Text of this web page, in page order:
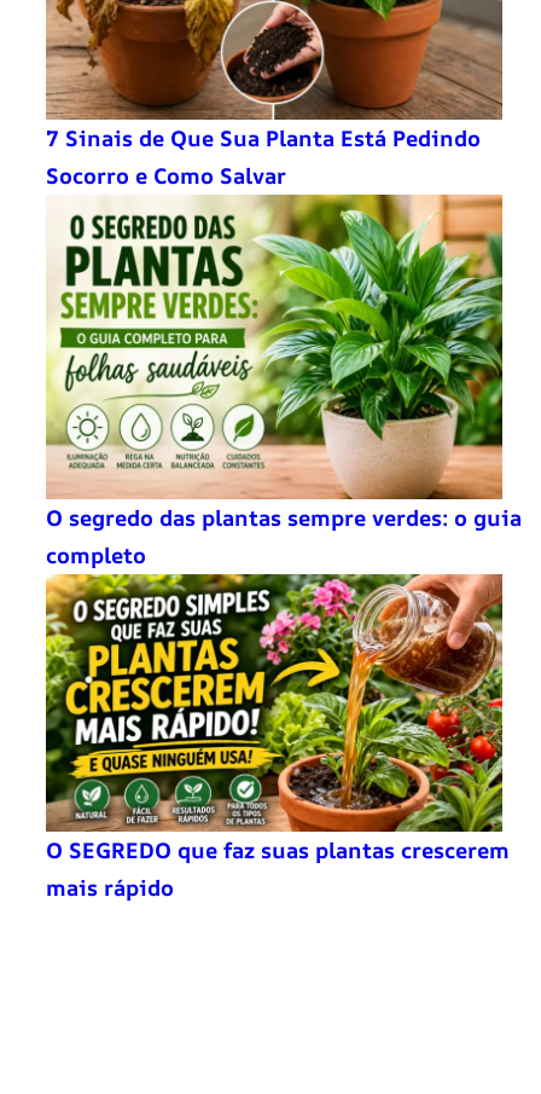
7 Sinais de Que Sua Planta Está Pedindo
Socorro e Como Salvar
O segredo das plantas sempre verdes: o guia
completo
O SEGREDO que faz suas plantas crescerem
mais rápido